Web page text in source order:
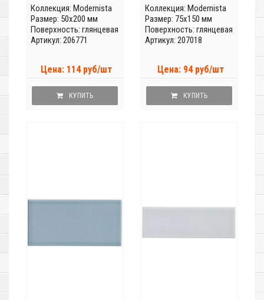
Коллекция: Modernista
Размер: 50x200 мм
Поверхность: глянцевая
Артикул: 206771
Цена: 114 руб/шт
КУПИТЬ
Коллекция: Modernista
Размер: 75x150 мм
Поверхность: глянцевая
Артикул: 207018
Цена: 94 руб/шт
КУПИТЬ